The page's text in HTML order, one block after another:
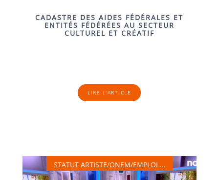
CADASTRE DES AIDES FÉDÉRALES ET
ENTITÉS FÉDÉRÉES AU SECTEUR
CULTUREL ET CRÉATIF
LIRE L'ARTICLE
STATUT ARTISTE/ONEM/EMPLOI …